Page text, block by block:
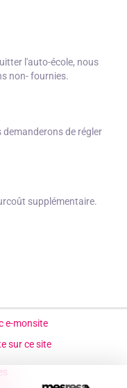
l'auto-école, nous
non- fournies.
demanderons de régler
supplémentaire.
e-monsite
sur ce site